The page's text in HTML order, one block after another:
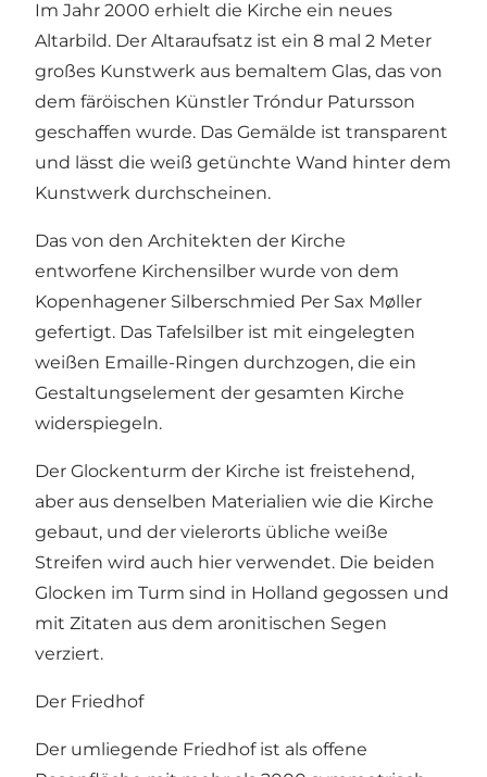
Im Jahr 2000 erhielt die Kirche ein neues
Altarbild. Der Altaraufsatz ist ein 8 mal 2 Meter
großes Kunstwerk aus bemaltem Glas, das von
dem färöischen Künstler Tróndur Patursson
geschaffen wurde. Das Gemälde ist transparent
und lässt die weiß getünchte Wand hinter dem
Kunstwerk durchscheinen.
Das von den Architekten der Kirche
entworfene Kirchensilber wurde von dem
Kopenhagener Silberschmied Per Sax Møller
gefertigt. Das Tafelsilber ist mit eingelegten
weißen Emaille-Ringen durchzogen, die ein
Gestaltungselement der gesamten Kirche
widerspiegeln.
Der Glockenturm der Kirche ist freistehend,
aber aus denselben Materialien wie die Kirche
gebaut, und der vielerorts übliche weiße
Streifen wird auch hier verwendet. Die beiden
Glocken im Turm sind in Holland gegossen und
mit Zitaten aus dem aronitischen Segen
verziert.
Der Friedhof
Der umliegende Friedhof ist als offene